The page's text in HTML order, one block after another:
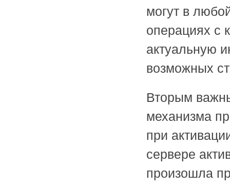
могут в
операциях с
актуальную
возможных
Вторым
механизма
при
сервере
произошла